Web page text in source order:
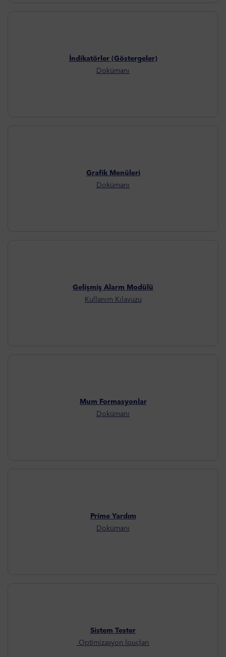
İndikatörler (Göstergeler)
Dokümanı
Grafik Menüleri
Dokümanı
Gelişmiş Alarm Modülü
Kullanım Kılavuzu
Mum Formasyonlar
Dokümanı
Prime Yardım
Dokümanı
Sistem Tester
Optimizasyon İpuçları